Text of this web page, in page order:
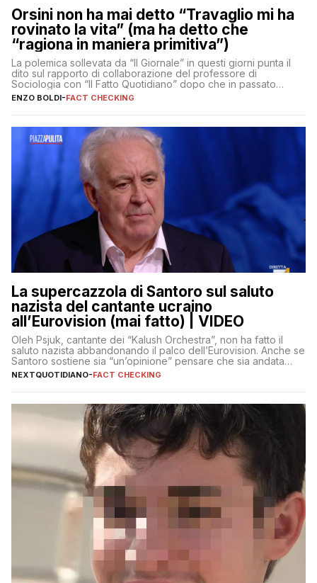
Orsini non ha mai detto “Travaglio mi ha
rovinato la vita” (ma ha detto che
“ragiona in maniera primitiva”)
La polemica sollevata da “Il Giornale” in questi giorni punta il
dito sul rapporto di collaborazione del professore di
Sociologia con “Il Fatto Quotidiano” dopo che in passato
erano volati stracci
ENZO BOLDI-FACT CHECKING
La supercazzola di Santoro sul saluto
nazista del cantante ucraino
all’Eurovision (mai fatto) | VIDEO
Oleh Psjuk, cantante dei “Kalush Orchestra”, non ha fatto il
saluto nazista abbandonando il palco dell’Eurovision. Anche se
Santoro sostiene sia “un’opinione” pensare che sia andata
così
NEXTQUOTIDIANO-FACT CHECKING